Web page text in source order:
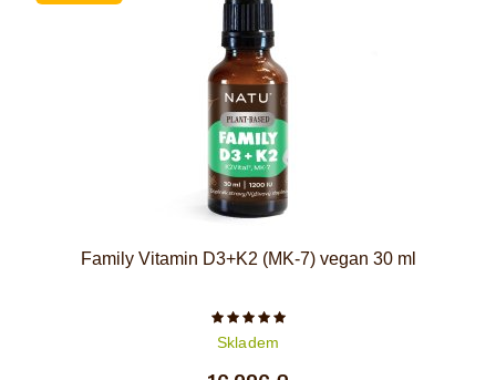
Family Vitamin D3+K2 (MK-7) vegan 30 ml
Počet hvězdiček je 5 z 5
Skladem